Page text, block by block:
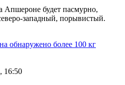
Апшероне будет пасмурно,
западный, порывистый.
16:50